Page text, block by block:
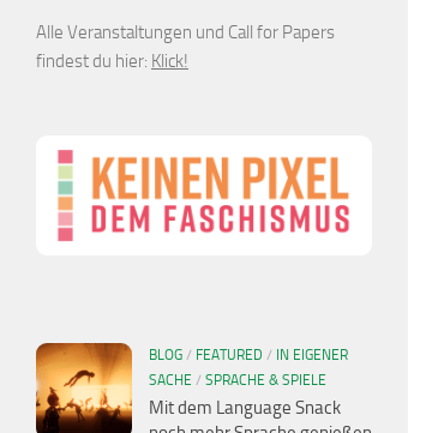
Alle Veranstaltungen und Call for Papers
findest du hier: Klick!
BLOG / FEATURED / IN EIGENER
SACHE / SPRACHE & SPIELE
Mit dem Language Snack